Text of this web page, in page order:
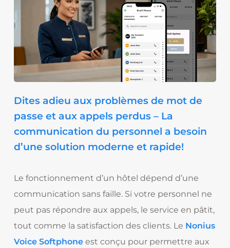
Dites adieu aux problèmes de mot de
passe et aux appels perdus – La
communication du personnel a besoin
d’une solution moderne et rapide!
Le fonctionnement d’un hôtel dépend d’une
communication sans faille. Si votre personnel ne
peut pas répondre aux appels, le service en pâtit,
tout comme la satisfaction des clients. Le Nonius
Voice Softphoneest conçu pour permettre aux